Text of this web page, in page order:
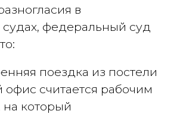
в
федеральный суд
поездка из постели
считается рабочим
который